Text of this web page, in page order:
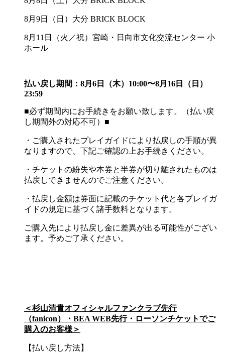
8月9日（日）大分 BRICK BLOCK
8月11日（火／祝）宮崎・日向市文化交流センター 小
ホール
払い戻し期間：8月6日（木）10:00〜8月16日（日）
23:59
■必ず期間内にお手続きをお願い致します。（払い戻
し期間外の対応不可）■
・ご購入されたプレイガイドにより払戻しの手順が異
なりますので、下記ご確認の上お手続きください。
・チケットの紛失や本券と半券が切り離されたものは
払戻しできませんのでご注意ください。
・払戻し金額は券面に記載のチケット代と各プレイガ
イドの規定に基づく諸手数料となります。
ご購入先により払戻し金に差異が出る可能性がござい
ます。予めご了承ください。
＜杉山清貴オフィシャルファンクラブ先行
（fanicon）・BEA WEB先行・ローソンチケットでご
購入のお客様＞
【払い戻し方法】